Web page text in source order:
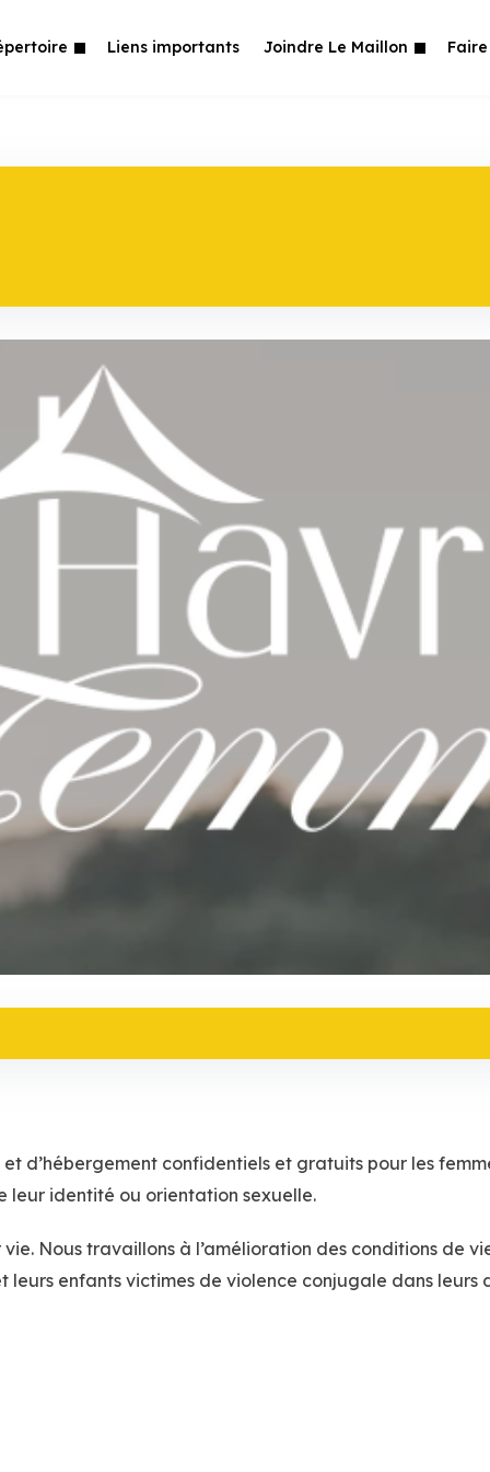
Liens importants Joindre Le Maillon
d’hébergement confidentiels et gratuits pour les
leur identité ou orientation sexuelle.
Nous travaillons à l’amélioration des conditions de
leurs enfants victimes de violence conjugale dans leurs